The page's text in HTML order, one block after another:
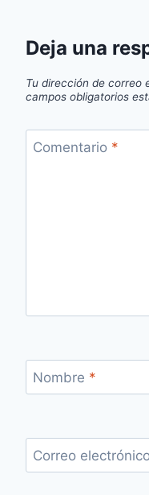
Deja una
Tu dirección de correo
campos obligatorios
Comentario *
Nombre *
Correo